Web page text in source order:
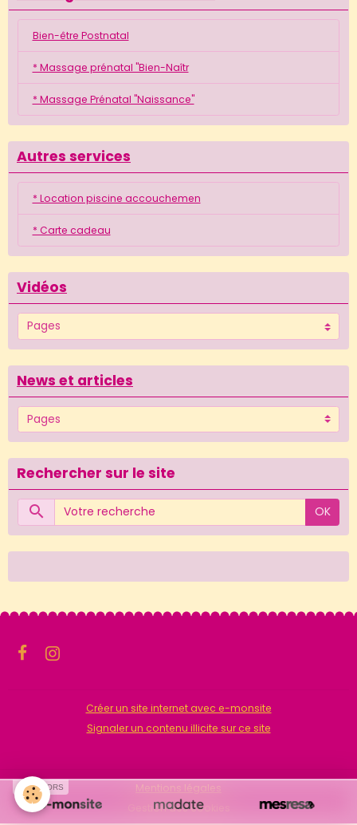
Bien-être Postnatal
* Massage prénatal "Bien-Naîtr
* Massage Prénatal "Naissance"
Autres services
* Location piscine accouchemen
* Carte cadeau
Vidéos
News et articles
Rechercher sur le site
OK
Créer un site internet avec e-monsite
Signaler un contenu illicite sur ce site
Mentions légales
Gestion des cookies
SPONSORS